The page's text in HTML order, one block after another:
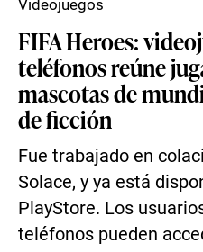
FIFA Heroes:
teléfonos reúne
mascotas de
de ficción
Fue trabajado en
Solace, y ya está
PlayStore. Los
teléfonos pueden
Videojuegos